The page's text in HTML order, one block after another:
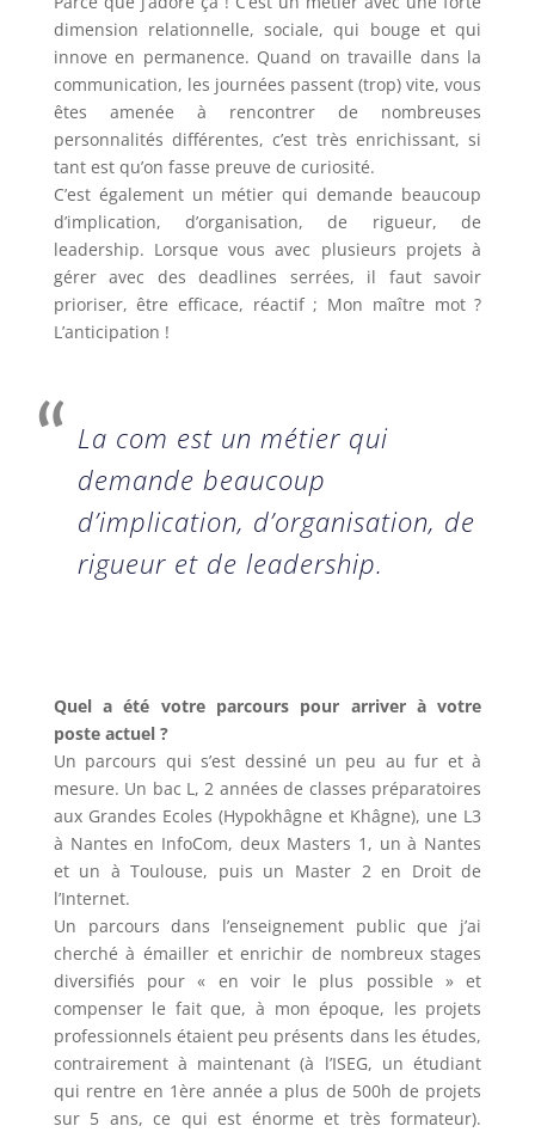
dimension relationnelle, sociale, qui bouge et qui
innove en permanence. Quand on travaille dans la
communication, les journées passent (trop) vite, vous
êtes amenée à rencontrer de nombreuses
personnalités différentes, c’est très enrichissant, si
tant est qu’on fasse preuve de curiosité.
C’est également un métier qui demande beaucoup
d’implication, d’organisation, de rigueur, de
leadership. Lorsque vous avec plusieurs projets à
gérer avec des deadlines serrées, il faut savoir
prioriser, être efficace, réactif ; Mon maître mot ?
L’anticipation !
La com est un métier qui
demande beaucoup
d’implication, d’organisation, de
rigueur et de leadership.
Quel a été votre parcours pour arriver à votre
poste actuel ?
Un parcours qui s’est dessiné un peu au fur et à
mesure. Un bac L, 2 années de classes préparatoires
aux Grandes Ecoles (Hypokhâgne et Khâgne), une L3
à Nantes en InfoCom, deux Masters 1, un à Nantes
et un à Toulouse, puis un Master 2 en Droit de
l’Internet.
Un parcours dans l’enseignement public que j’ai
cherché à émailler et enrichir de nombreux stages
diversifiés pour « en voir le plus possible » et
compenser le fait que, à mon époque, les projets
professionnels étaient peu présents dans les études,
contrairement à maintenant (à l’ISEG, un étudiant
qui rentre en 1ère année a plus de 500h de projets
sur 5 ans, ce qui est énorme et très formateur).